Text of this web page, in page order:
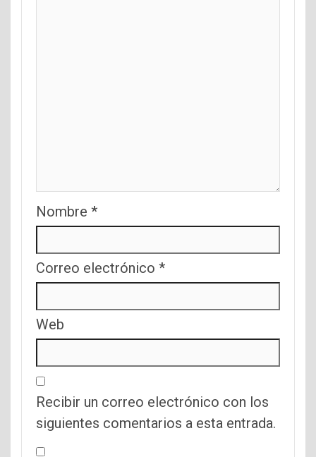
Nombre *
Correo electrónico *
Web
Recibir un correo electrónico con los
siguientes comentarios a esta entrada.